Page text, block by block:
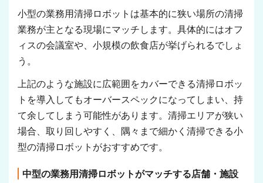
小型の業務用清掃ロボットは基本的に狭い場所の清掃
業務が主となる現場にマッチします。具体的にはオフ
ィスの会議室や、小規模の飲食店が挙げられるでしょ
う。
上記のような施設に広範囲をカバーできる清掃ロボッ
トを導入してもオーバースペックになってしまい、持
て余してしまう可能性があります。清掃エリアが狭い
場合、取り回しやすく、隅々まで細かく清掃できる小
型の清掃ロボットがおすすめです。
中型の業務用清掃ロボットがマッチする店舗・施設